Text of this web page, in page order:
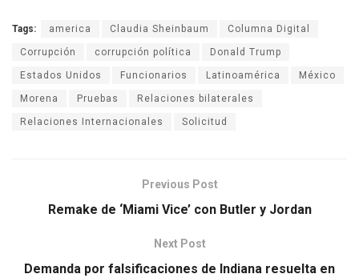
Tags: america Claudia Sheinbaum Columna Digital
Corrupción corrupción política Donald Trump
Estados Unidos Funcionarios Latinoamérica México
Morena Pruebas Relaciones bilaterales
Relaciones Internacionales Solicitud
Previous Post
Remake de ‘Miami Vice’ con Butler y Jordan
Next Post
Demanda por falsificaciones de Indiana resuelta en